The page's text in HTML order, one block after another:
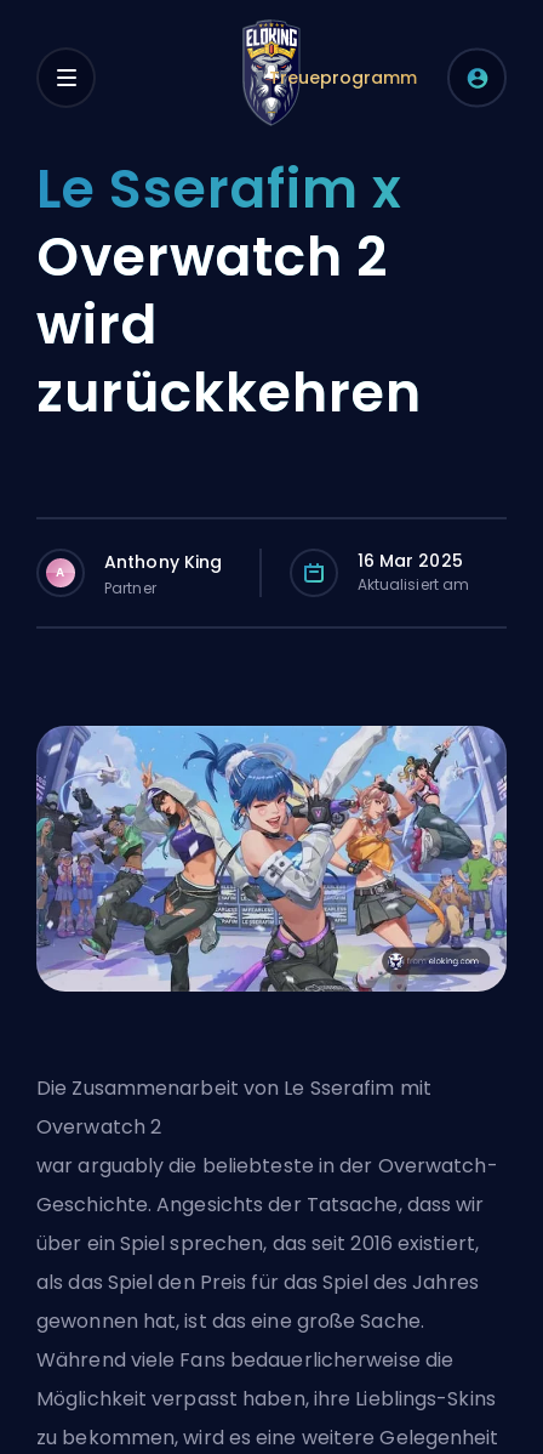
Treueprogramm
Le Sserafim x
Overwatch 2
wird
zurückkehren
A Anthony King
Partner
16 Mar 2025
Aktualisiert am
Die Zusammenarbeit von Le Sserafim mit
Overwatch 2
war arguably die beliebteste in der Overwatch-
Geschichte. Angesichts der Tatsache, dass wir
über ein Spiel sprechen, das seit 2016 existiert,
als das Spiel den Preis für das Spiel des Jahres
gewonnen hat, ist das eine große Sache.
Während viele Fans bedauerlicherweise die
Möglichkeit verpasst haben, ihre Lieblings-Skins
zu bekommen, wird es eine weitere Gelegenheit